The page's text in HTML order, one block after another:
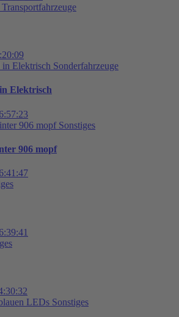
Transportfahrzeuge
Sonderfahrzeuge
Elektrisch
Sonstiges
906 mopf
Sonstiges